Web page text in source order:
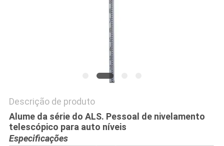
Descrição de produto
Alume da série do ALS. Pessoal de nivelamento
telescópico para auto níveis
Especificações